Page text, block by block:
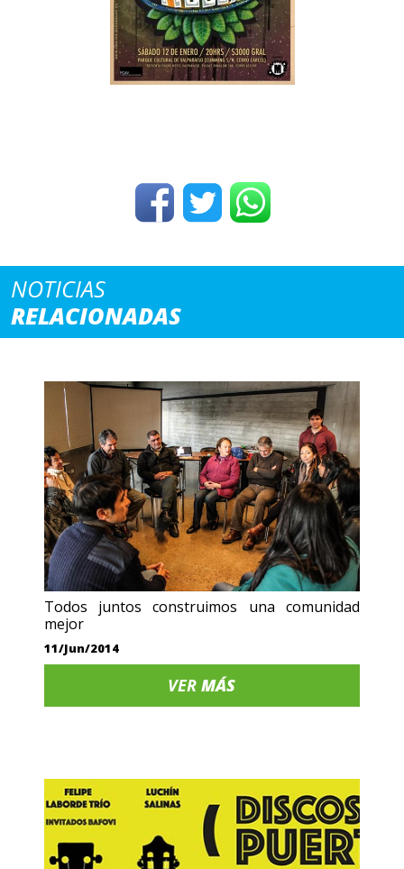
NOTICIAS
RELACIONADAS
Todos juntos construimos una comunidad
mejor
11/Jun/2014
VERMÁS